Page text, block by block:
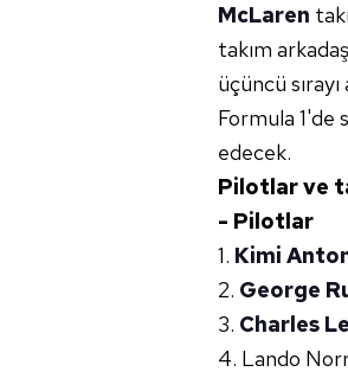
McLaren
takım
üçüncü sırayı
Formula 1'de
edecek.
Pilotlar ve
- Pilotlar
1. Kimi
2. George
3. Charles
4. Lando